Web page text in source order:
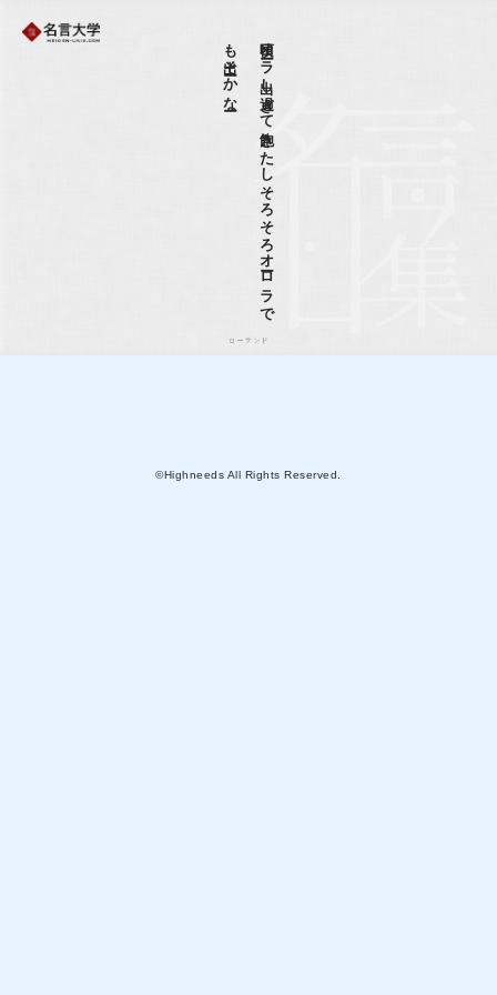
日頃オ
ーラ
出し
過ぎ
て
飽き
た
し
そ
ろ
そ
ろ
オ
ーロ
ラ
で
も
出そ
ーか
な
ー
ローランド
©Highneeds All Rights Reserved.